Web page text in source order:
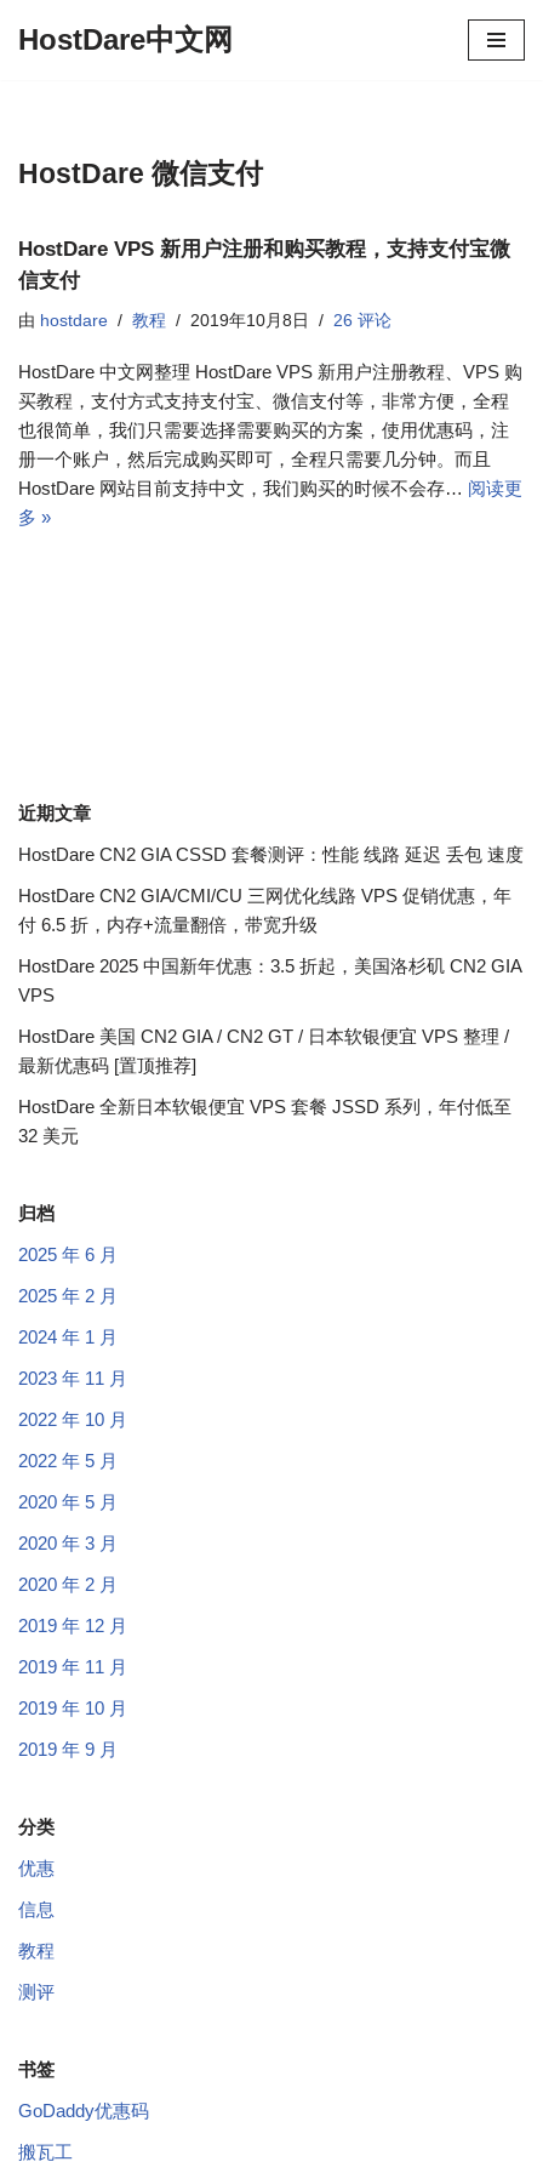
HostDare中文网
HostDare 微信支付
HostDare VPS 新用户注册和购买教程，支持支付宝微
信支付
由 hostdare 教程 2019年10月8日 26 评论
HostDare 中文网整理 HostDare VPS 新用户注册教程、VPS 购
买教程，支付方式支持支付宝、微信支付等，非常方便，全程
也很简单，我们只需要选择需要购买的方案，使用优惠码，注
册一个账户，然后完成购买即可，全程只需要几分钟。而且
HostDare 网站目前支持中文，我们购买的时候不会存… 阅读更
多 »
近期文章
HostDare CN2 GIA CSSD 套餐测评：性能 线路 延迟 丢包 速度
HostDare CN2 GIA/CMI/CU 三网优化线路 VPS 促销优惠，年
付 6.5 折，内存+流量翻倍，带宽升级
HostDare 2025 中国新年优惠：3.5 折起，美国洛杉矶 CN2 GIA
VPS
HostDare 美国 CN2 GIA / CN2 GT / 日本软银便宜 VPS 整理 /
最新优惠码 [置顶推荐]
HostDare 全新日本软银便宜 VPS 套餐 JSSD 系列，年付低至
32 美元
归档
2025 年 6 月
2025 年 2 月
2024 年 1 月
2023 年 11 月
2022 年 10 月
2022 年 5 月
2020 年 5 月
2020 年 3 月
2020 年 2 月
2019 年 12 月
2019 年 11 月
2019 年 10 月
2019 年 9 月
分类
优惠
信息
教程
测评
书签
GoDaddy优惠码
搬瓦工